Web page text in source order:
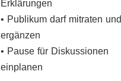
Erklärungen
• Publikum darf mitraten und
ergänzen
• Pause für Diskussionen
einplanen